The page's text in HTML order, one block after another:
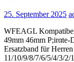
25. September 2025
WFEAGL
49mm 46mm P;irαtе-
Ersatzband für
11/10/9/8/7/6/5/4/3/